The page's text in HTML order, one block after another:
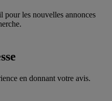
pour les nouvelles annonces
en donnant votre avis.